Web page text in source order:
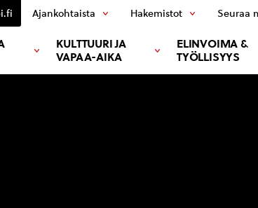
KULTTUURI JA
VAPAA-AIKA
ELINVOIMA &
TYÖLLISYYS
Ajankohtaista Hakemistot Seuraa